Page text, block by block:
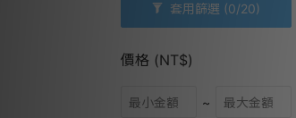
套用篩選 (0/20)
價格 (NT$)
~